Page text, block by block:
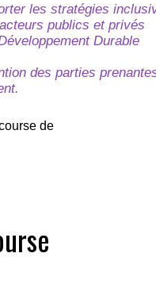
les stratégies
publics et privés
Durable
des parties